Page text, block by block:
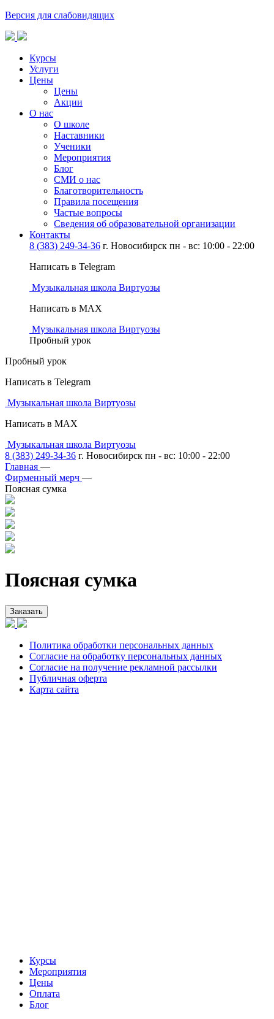
Версия для слабовидящих
Курсы
Услуги
Цены
Цены
Акции
О нас
О школе
Наставники
Ученики
Мероприятия
Блог
СМИ о нас
Благотворительность
Правила посещения
Частые вопросы
Сведения об образовательной организации
Контакты
8 (383) 249-34-36 г. Новосибирск пн - вс: 10:00 - 22:00
Написать в Telegram
Музыкальная школа Виртуозы
Написать в MAX
Музыкальная школа Виртуозы
Пробный урок
Пробный урок
Написать в Telegram
Музыкальная школа Виртуозы
Написать в MAX
Музыкальная школа Виртуозы
8 (383) 249-34-36 г. Новосибирск пн - вс: 10:00 - 22:00
Главная —
Фирменный мерч —
Поясная сумка
Поясная сумка
Заказать
Политика обработки персональных данных
Согласие на обработку персональных данных
Согласие на получение рекламной рассылки
Публичная оферта
Карта сайта
Курсы
Мероприятия
Цены
Оплата
Блог